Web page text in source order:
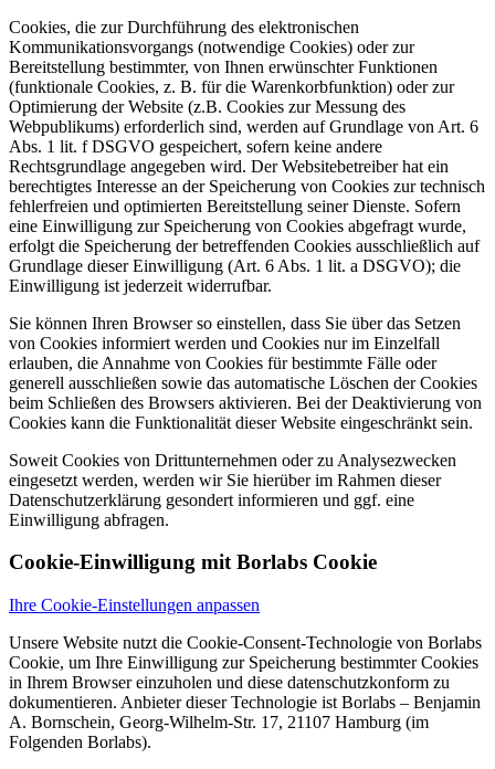
Cookies, die zur Durchführung des elektronischen
Kommunikationsvorgangs (notwendige Cookies) oder zur
Bereitstellung bestimmter, von Ihnen erwünschter Funktionen
(funktionale Cookies, z. B. für die Warenkorbfunktion) oder zur
Optimierung der Website (z.B. Cookies zur Messung des
Webpublikums) erforderlich sind, werden auf Grundlage von Art. 6
Abs. 1 lit. f DSGVO gespeichert, sofern keine andere
Rechtsgrundlage angegeben wird. Der Websitebetreiber hat ein
berechtigtes Interesse an der Speicherung von Cookies zur technisch
fehlerfreien und optimierten Bereitstellung seiner Dienste. Sofern
eine Einwilligung zur Speicherung von Cookies abgefragt wurde,
erfolgt die Speicherung der betreffenden Cookies ausschließlich auf
Grundlage dieser Einwilligung (Art. 6 Abs. 1 lit. a DSGVO); die
Einwilligung ist jederzeit widerrufbar.
Sie können Ihren Browser so einstellen, dass Sie über das Setzen
von Cookies informiert werden und Cookies nur im Einzelfall
erlauben, die Annahme von Cookies für bestimmte Fälle oder
generell ausschließen sowie das automatische Löschen der Cookies
beim Schließen des Browsers aktivieren. Bei der Deaktivierung von
Cookies kann die Funktionalität dieser Website eingeschränkt sein.
Soweit Cookies von Drittunternehmen oder zu Analysezwecken
eingesetzt werden, werden wir Sie hierüber im Rahmen dieser
Datenschutzerklärung gesondert informieren und ggf. eine
Einwilligung abfragen.
Cookie-Einwilligung mit Borlabs Cookie
Ihre Cookie-Einstellungen anpassen
Unsere Website nutzt die Cookie-Consent-Technologie von Borlabs
Cookie, um Ihre Einwilligung zur Speicherung bestimmter Cookies
in Ihrem Browser einzuholen und diese datenschutzkonform zu
dokumentieren. Anbieter dieser Technologie ist Borlabs – Benjamin
A. Bornschein, Georg-Wilhelm-Str. 17, 21107 Hamburg (im
Folgenden Borlabs).